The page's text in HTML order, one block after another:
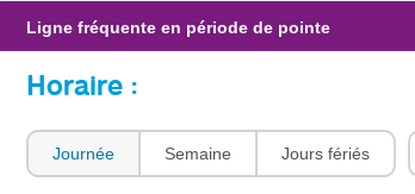
Ligne fréquente en période de pointe
Horaire :
Journée Semaine Jours fériés